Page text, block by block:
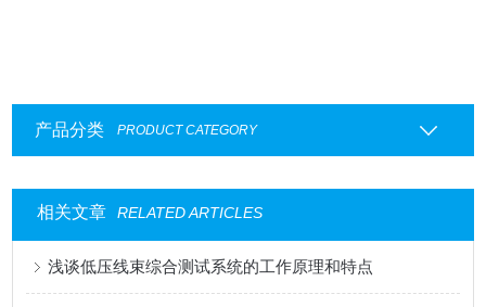
产品分类 PRODUCT CATEGORY
相关文章 RELATED ARTICLES
浅谈低压线束综合测试系统的工作原理和特点